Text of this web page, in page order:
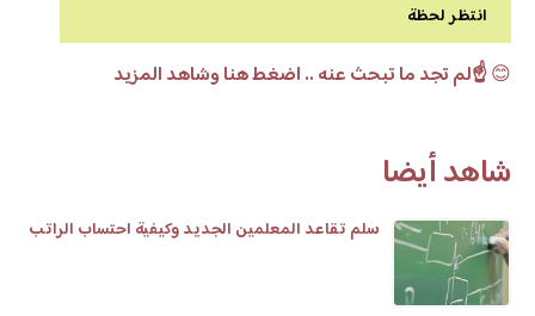
انتظر لحظة
😊☝️لم تجد ما تبحث عنه .. اضغط هنا وشاهد المزيد
شاهد أيضا
سلم تقاعد المعلمين الجديد وكيفية احتساب الراتب